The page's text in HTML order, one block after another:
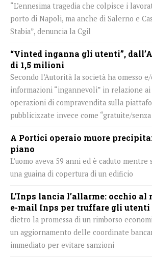
“L’ennesima tragedia che colpisce i
porto di Napoli, ma anche di Salerno e
Stabia”, denuncia la Cgil
“Vinted inganna gli utenti”,
di 1,5 milioni
Secondo l’Autorità la società ha omesso
informazioni “ingannevoli” in relazione
operazioni di compravendita sulla
pubblicizzate invece come “gratuite/
A Portici operaio muore
piano
L’uomo aveva 59 anni ed è caduto mentre
una guaina di copertura di un edificio
L’Inps lancia l’allarme: occhio
e-mail Inps per truffare gli utenti
dietro la promessa di un rimborso
un aggiornamento delle coordinate
immediato per evitare sanzioni